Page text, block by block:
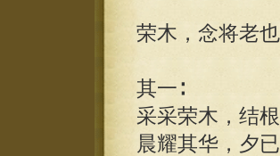
荣木，念将老
其一∶
采采荣木，结根
晨耀其华，夕已